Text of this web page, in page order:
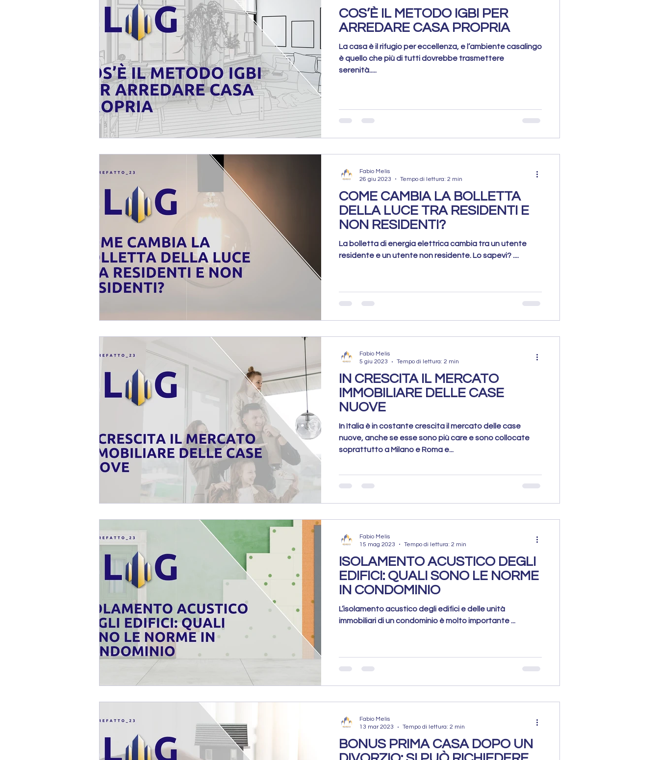
COS’È IL METODO IGBI PER
ARREDARE CASA PROPRIA
La casa è il rifugio per eccellenza, e l’ambiente casalingo
è quello che più di tutti dovrebbe trasmettere
serenità.....
COME CAMBIA LA BOLLETTA
DELLA LUCE TRA RESIDENTI E
NON RESIDENTI?
La bolletta di energia elettrica cambia tra un utente
residente e un utente non residente. Lo sapevi? ....
Fabio Melis
26 giu 2023
Tempo di lettura: 2 min
IN CRESCITA IL MERCATO
IMMOBILIARE DELLE CASE
NUOVE
In Italia è in costante crescita il mercato delle case
nuove, anche se esse sono più care e sono collocate
soprattutto a Milano e Roma e...
Fabio Melis
5 giu 2023
Tempo di lettura: 2 min
ISOLAMENTO ACUSTICO DEGLI
EDIFICI: QUALI SONO LE NORME
IN CONDOMINIO
L’isolamento acustico degli edifici e delle unità
immobiliari di un condominio è molto importante ...
Fabio Melis
15 mag 2023
Tempo di lettura: 2 min
BONUS PRIMA CASA DOPO UN
Fabio Melis
13 mar 2023
Tempo di lettura: 2 min